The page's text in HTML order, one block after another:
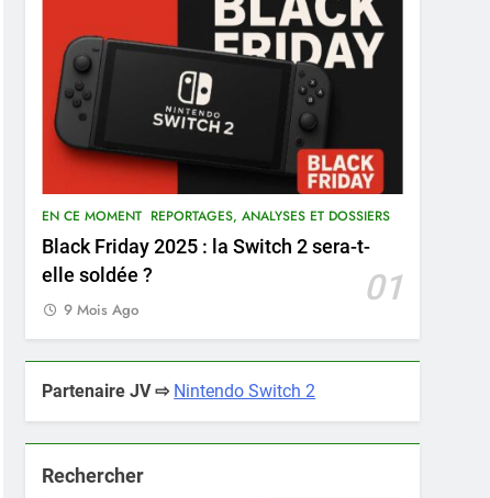
EN CE MOMENT REPORTAGES, ANALYSES ET DOSSIERS
Black Friday 2025 : la Switch 2 sera-t-
elle soldée ?
01
9 Mois Ago
Partenaire JV ⇨ Nintendo Switch 2
Rechercher